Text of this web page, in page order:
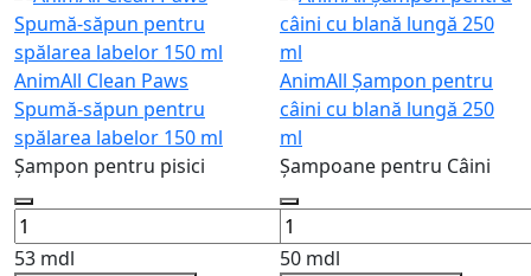
AnimAll Clean Paws
Spumă-săpun pentru
spălarea labelor 150 ml
Șampon pentru pisici
53 mdl
AnimAll Șampon pentru
câini cu blană lungă 250
ml
Șampoane pentru Câini
50 mdl